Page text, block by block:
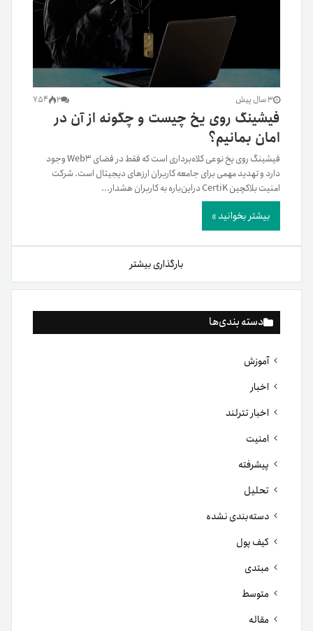
دسته بندی‌ها
آموزش
اخبار
اخبار تترلند
امنیت
پیشرفته
تحلیل
دسته‌بندی نشده
کیف پول
مبتدی
متوسط
مقاله
3 سال پیش 2
754
فیشینگ روی یخ چیست و چگونه از آن در
امان بمانیم؟
فیشینگ روی یخ نوعی کلاه‌برداری است که فقط در فضای Web3 وجود
دارد و تهدید مهمی برای جامعه کاربران ارزهای دیجیتال است. شرکت
امنیت بلاکچین CertiK در‌این‌باره به کاربران هشدار...
بیشتر بخوانید »
بارگذاری بیشتر